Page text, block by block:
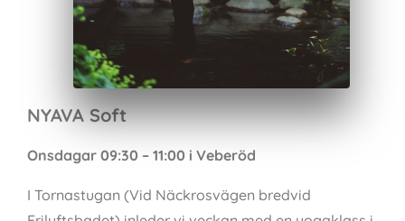
NYAVA Soft
Onsdagar 09:30 – 11:00 i Veberöd
I Tornastugan (Vid Näckrosvägen bredvid
Friluftsbadet) inleder vi veckan med en yogaklass i